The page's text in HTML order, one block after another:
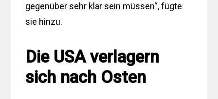
gegenüber sehr klar sein müssen“, fügte
sie hinzu.
Die USA verlagern
sich nach Osten